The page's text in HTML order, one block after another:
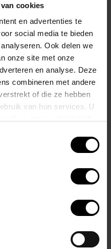
cookies
en advertenties te
social media te bieden
Ook delen we
onze site met onze
en analyse. Deze
combineren met andere
of die ze hebben
van hun services. U
speciaal is ontworpen voor
kleurencombinatie.
stof, wat een lichte stof is.
die zorgen voor een
maakt om te dragen,
elastaan